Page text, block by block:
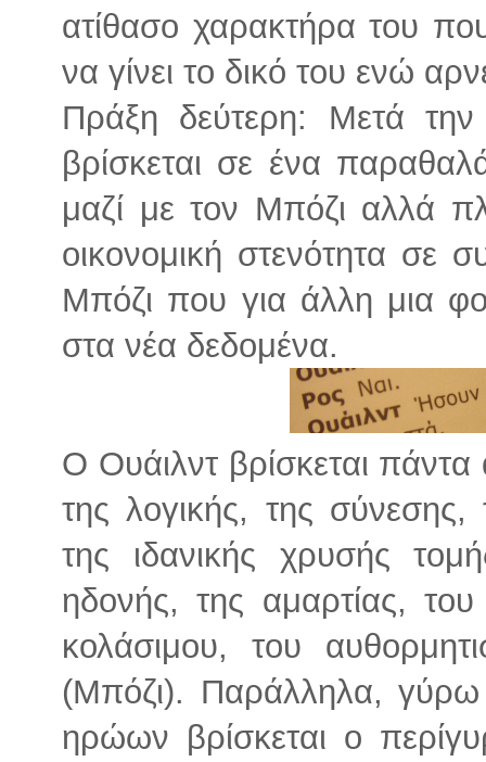
ατίθασο χαρακτήρα του
να γίνει το δικό του ενώ
Πράξη δεύτερη: Μετά
βρίσκεται σε ένα
μαζί με τον Μπόζι αλλά
οικονομική στενότητα σε
Μπόζι που για άλλη μια
στα νέα δεδομένα.
Ο Ουάιλντ βρίσκεται
της λογικής, της σύνεσης,
της ιδανικής χρυσής
ηδονής, της αμαρτίας,
κολάσιμου, του
(Μπόζι). Παράλληλα,
ηρώων βρίσκεται ο